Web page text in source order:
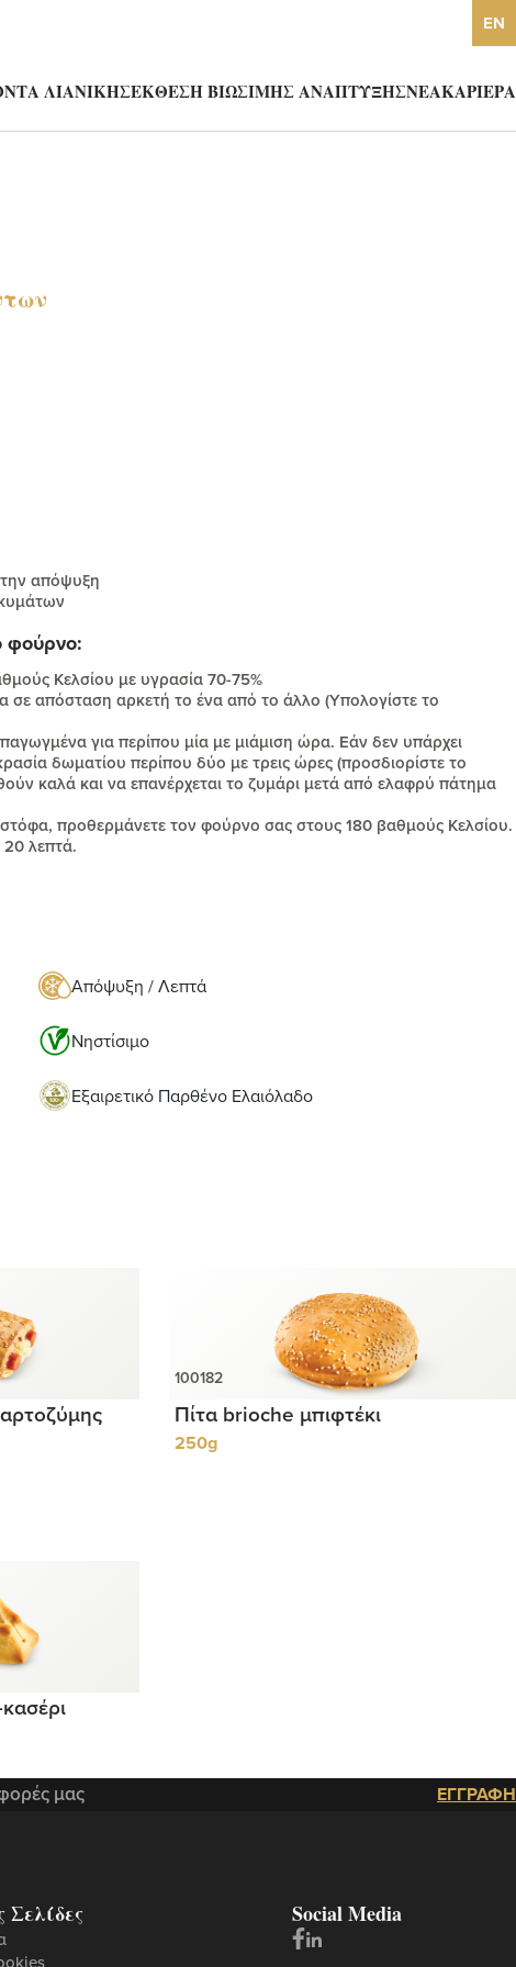
EN
ΛΙΑΝΙΚΗΣΕΚΘΕΣΗ ΒΙΩΣΙΜΗΣ ΑΝΑΠΤΥΞΗΣΝΕΑΚΑΡΙΕΡΑ
απόψυξη
φούρνο:
Κελσίου με υγρασία 70-75%
σε απόσταση αρκετή το ένα από το άλλο (Υπολογίστε το
για περίπου μία με μιάμιση ώρα. Εάν δεν υπάρχει
δωματίου περίπου δύο με τρεις ώρες (προσδιορίστε το
καλά και να επανέρχεται το ζυμάρι μετά από ελαφρύ πάτημα
προθερμάνετε τον φούρνο σας στους 180 βαθμούς Κελσίου.
λεπτά.
Απόψυξη / Λεπτά
Νηστίσιμο
Εξαιρετικό Παρθένο Ελαιόλαδο
Πίτα brioche μπιφτέκι
250g
μας ΕΓΓΡΑΦΗ
Σελίδες Social Media